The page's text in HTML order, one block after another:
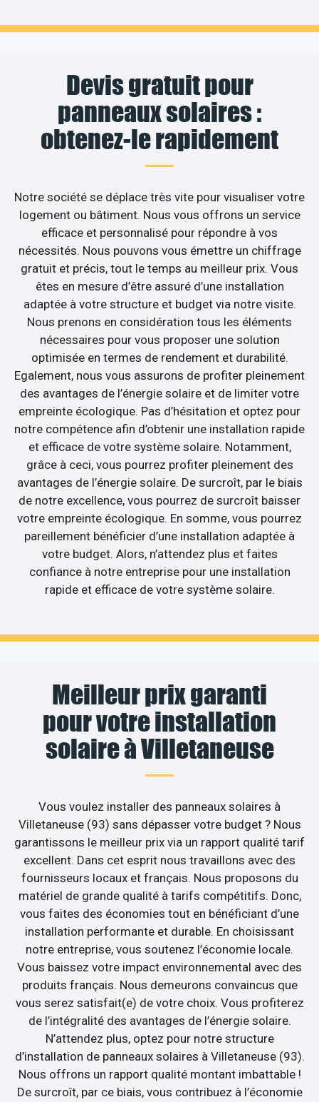
Devis gratuit pour
panneaux solaires :
obtenez-le rapidement
Notre société se déplace très vite pour visualiser votre
logement ou bâtiment. Nous vous offrons un service
efficace et personnalisé pour répondre à vos
nécessités. Nous pouvons vous émettre un chiffrage
gratuit et précis, tout le temps au meilleur prix. Vous
êtes en mesure d’être assuré d’une installation
adaptée à votre structure et budget via notre visite.
Nous prenons en considération tous les éléments
nécessaires pour vous proposer une solution
optimisée en termes de rendement et durabilité.
Egalement, nous vous assurons de profiter pleinement
des avantages de l’énergie solaire et de limiter votre
empreinte écologique. Pas d’hésitation et optez pour
notre compétence afin d’obtenir une installation rapide
et efficace de votre système solaire. Notamment,
grâce à ceci, vous pourrez profiter pleinement des
avantages de l’énergie solaire. De surcroît, par le biais
de notre excellence, vous pourrez de surcroît baisser
votre empreinte écologique. En somme, vous pourrez
pareillement bénéficier d’une installation adaptée à
votre budget. Alors, n’attendez plus et faites
confiance à notre entreprise pour une installation
rapide et efficace de votre système solaire.
Meilleur prix garanti
pour votre installation
solaire à Villetaneuse
Vous voulez installer des panneaux solaires à
Villetaneuse (93) sans dépasser votre budget ? Nous
garantissons le meilleur prix via un rapport qualité tarif
excellent. Dans cet esprit nous travaillons avec des
fournisseurs locaux et français. Nous proposons du
matériel de grande qualité à tarifs compétitifs. Donc,
vous faites des économies tout en bénéficiant d’une
installation performante et durable. En choisissant
notre entreprise, vous soutenez l’économie locale.
Vous baissez votre impact environnemental avec des
produits français. Nous demeurons convaincus que
vous serez satisfait(e) de votre choix. Vous profiterez
de l’intégralité des avantages de l’énergie solaire.
N’attendez plus, optez pour notre structure
d’installation de panneaux solaires à Villetaneuse (93).
Nous offrons un rapport qualité montant imbattable !
De surcroît, par ce biais, vous contribuez à l’économie